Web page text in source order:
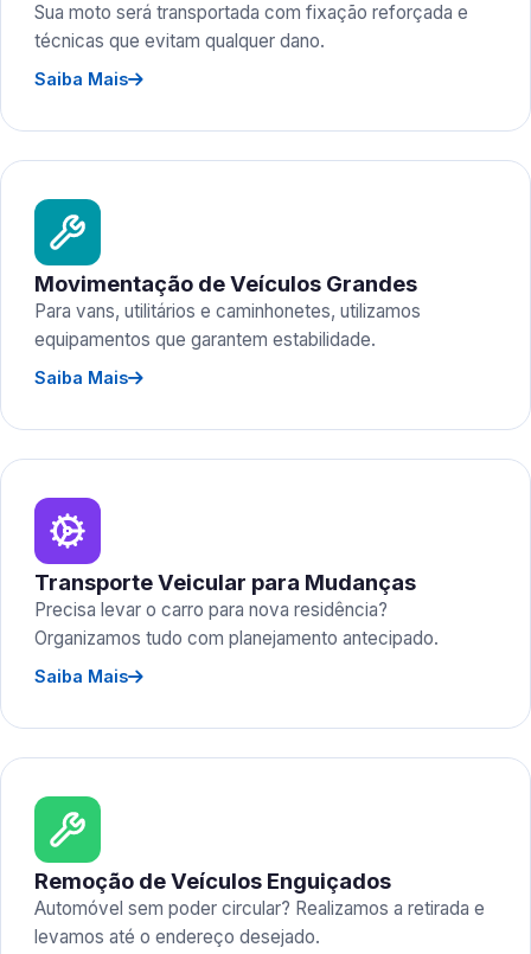
Sua moto será transportada com fixação reforçada e
técnicas que evitam qualquer dano.
Saiba Mais
Movimentação de Veículos Grandes
Para vans, utilitários e caminhonetes, utilizamos
equipamentos que garantem estabilidade.
Saiba Mais
Transporte Veicular para Mudanças
Precisa levar o carro para nova residência?
Organizamos tudo com planejamento antecipado.
Saiba Mais
Remoção de Veículos Enguiçados
Automóvel sem poder circular? Realizamos a retirada e
levamos até o endereço desejado.